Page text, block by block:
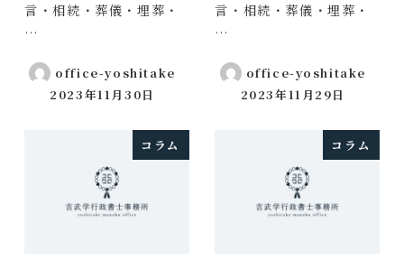
言・相続・葬儀・埋葬・
…
office-yoshitake
投稿日
2023年11月30日
言・相続・葬儀・埋葬・
…
office-yoshitake
投稿日
2023年11月29日
コラム コラム